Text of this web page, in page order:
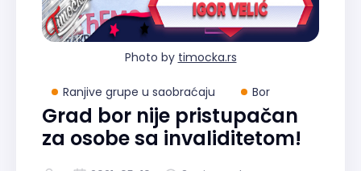
Photo by timocka.rs
Ranjive grupe u saobraćaju Bor
Grad bor nije pristupačan
za osobe sa invaliditetom!